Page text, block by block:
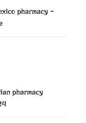
pharmacy –
pharmacy